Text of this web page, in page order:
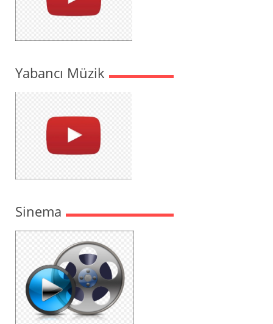
Yabancı Müzik
Sinema